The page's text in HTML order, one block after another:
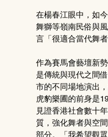
在楊春江眼中，如
舞獅等嶺南民俗與
言「很適合當代舞者
作為賽馬會藝壇新
是傳統與現代之間
市的不同場地演出
虎豹樂圃的前身是
見證香港社會數十
質，強化舞者與空
部分。「我希望觀